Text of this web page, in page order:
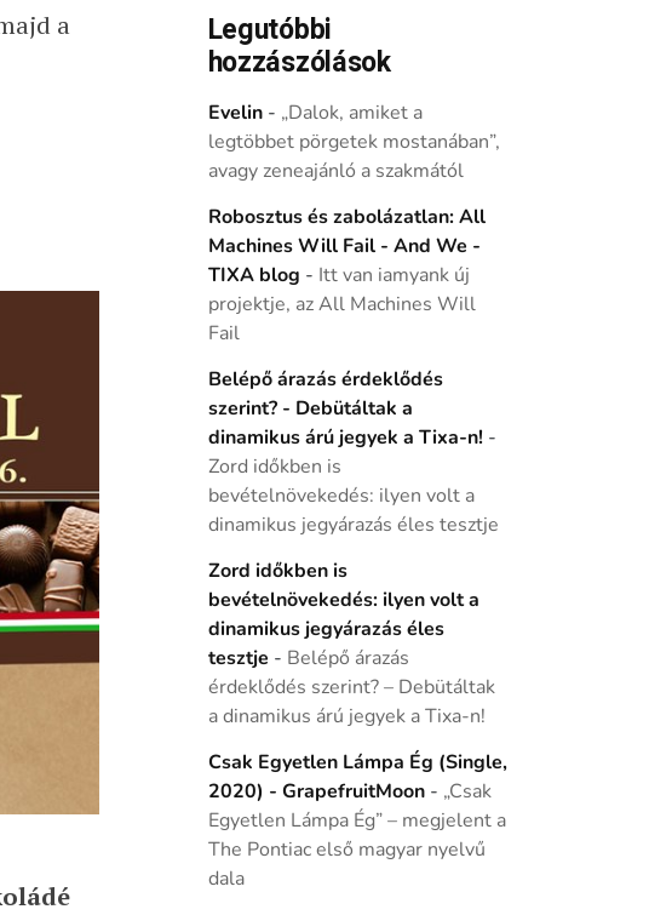
a
Legutóbbi
hozzászólások
Evelin- „Dalok, amiket a
legtöbbet pörgetek mostanában”,
avagy zeneajánló a szakmától
Robosztus és zabolázatlan: All
Machines Will Fail - And We -
TIXA blog - Itt van iamyank új
projektje, az All Machines Will
Fail
Belépő árazás érdeklődés
szerint? - Debütáltak a
dinamikus árú jegyek a Tixa-n! -
Zord időkben is
bevételnövekedés: ilyen volt a
dinamikus jegyárazás éles tesztje
Zord időkben is
bevételnövekedés: ilyen volt a
dinamikus jegyárazás éles
tesztje - Belépő árazás
érdeklődés szerint? – Debütáltak
a dinamikus árú jegyek a Tixa-n!
Csak Egyetlen Lámpa Ég (Single,
2020) - GrapefruitMoon- „Csak
Egyetlen Lámpa Ég” – megjelent a
The Pontiac első magyar nyelvű
dala